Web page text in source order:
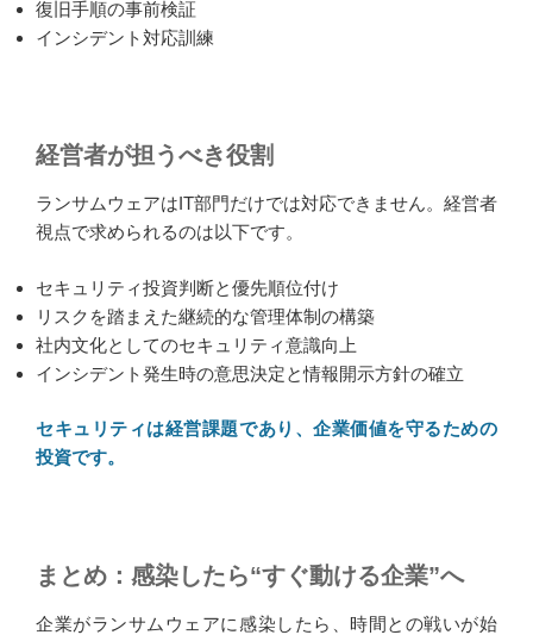
復旧手順の事前検証
インシデント対応訓練
経営者が担うべき役割
ランサムウェアはIT部門だけでは対応できません。経営者
視点で求められるのは以下です。
セキュリティ投資判断と優先順位付け
リスクを踏まえた継続的な管理体制の構築
社内文化としてのセキュリティ意識向上
インシデント発生時の意思決定と情報開示方針の確立
セキュリティは経営課題であり、企業価値を守るための
投資です。
まとめ：感染したら“すぐ動ける企業”へ
企業がランサムウェアに感染したら、時間との戦いが始